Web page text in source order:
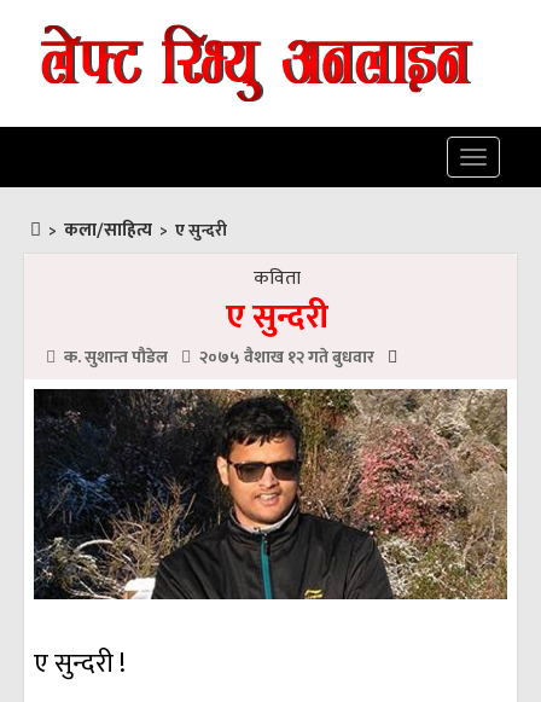
Toggle
> कला/साहित्य > ए सुन्दरी
कविता
ए सुन्दरी
क. सुशान्त पाैडेल २०७५ वैशाख १२ गते बुधवार
ए सुन्दरी !